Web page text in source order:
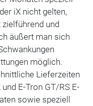
iX nicht gelten,
und
äußert man sich
möglich.
Lieferzeiten
E-Tron GT/RS E-
sowie speziell